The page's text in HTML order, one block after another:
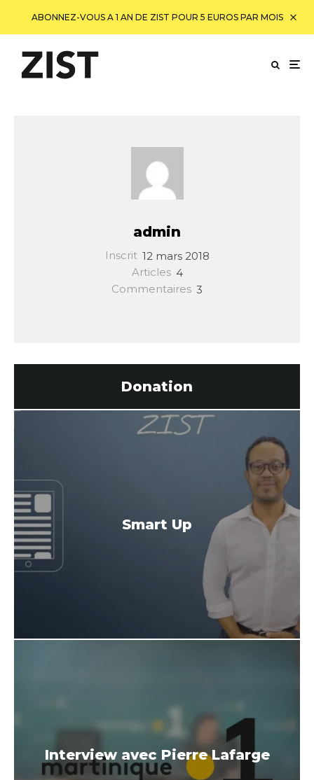
ABONNEZ-VOUS A 1 AN DE ZIST POUR 5 EUROS PAR MOIS
admin
Inscrit 12 mars 2018
Articles 4
Commentaires 3
Donation
Smart Up
Interview avec Pierre Lafarge